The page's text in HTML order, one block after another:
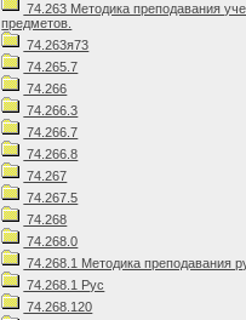
74.263 Методика преподавания
предметов.
74.263я73
74.265.7
74.266
74.266.3
74.266.7
74.266.8
74.267
74.267.5
74.268
74.268.0
74.268.1 Методика преподавания
74.268.1 Рус
74.268.120